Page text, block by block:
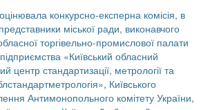
конкурсно-експерна комісія, в
міської ради, виконавчого
торгівельно-промислової палати
«Київський обласний
центр стандартизації, метрології та
Київського
Антимонопольного комітету України,